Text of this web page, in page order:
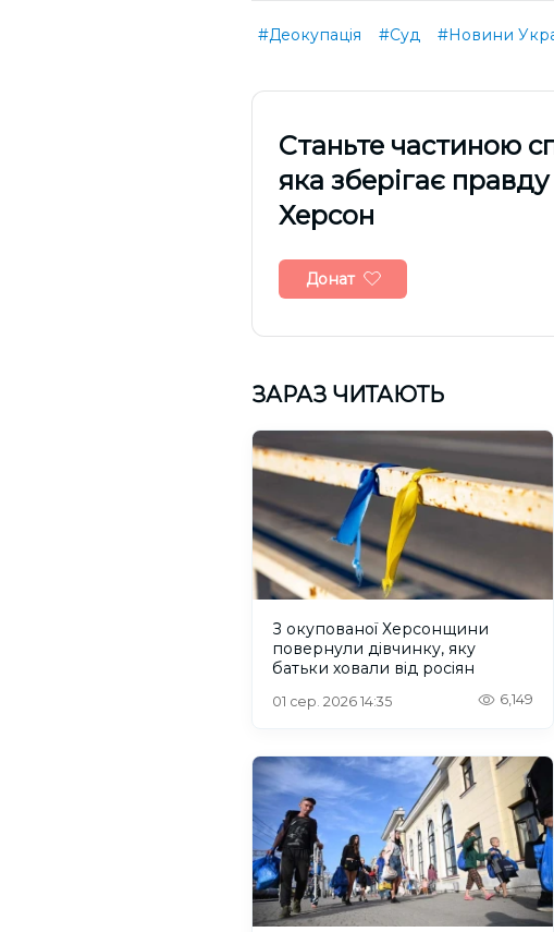
#Деокупація #Суд #Новини
Cтаньте частиною
яка зберігає
Херсон
Донат
ЗАРАЗ ЧИТАЮТЬ
З окупованої Херсонщини
повернули дівчинку, яку
батьки ховали від росіян
01 сер. 2026 14:35 6,149